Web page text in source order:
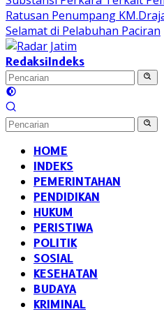
Ratusan Penumpang
Selamat di Pelabuhan Paciran
RedaksiIndeks
HOME
INDEKS
PEMERINTAHAN
PENDIDIKAN
HUKUM
PERISTIWA
POLITIK
SOSIAL
KESEHATAN
BUDAYA
KRIMINAL